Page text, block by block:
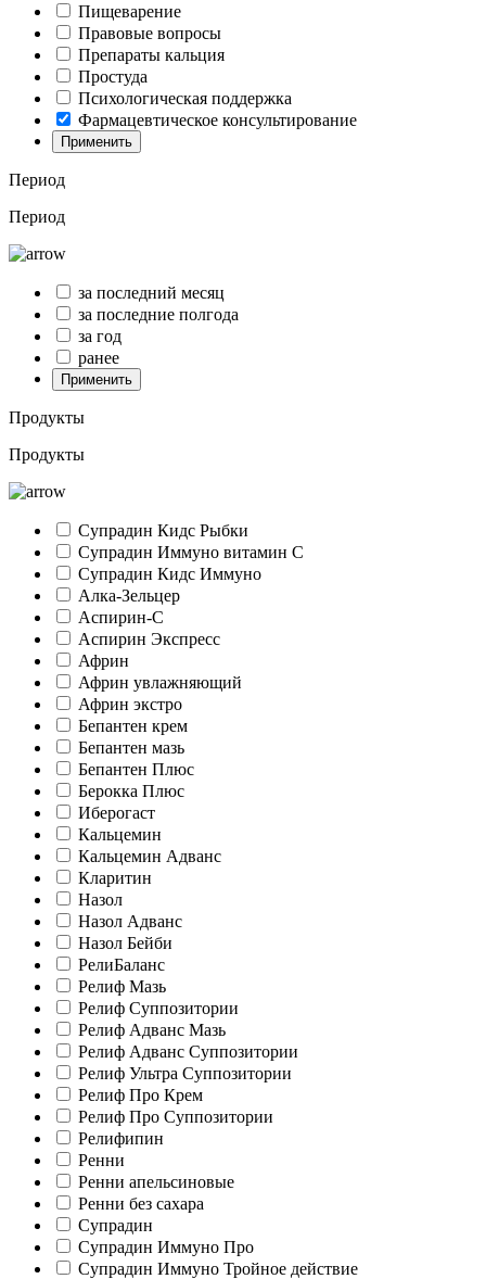
Пищеварение
Правовые вопросы
Препараты кальция
Простуда
Психологическая поддержка
Фармацевтическое консультирование
Применить
Период
Период
за последний месяц
за последние полгода
за год
ранее
Применить
Продукты
Продукты
Супрадин Кидс Рыбки
Супрадин Иммуно витамин С
Супрадин Кидс Иммуно
Алка-Зельцер
Аспирин-C
Аспирин Экспресс
Африн
Африн увлажняющий
Африн экстро
Бепантен крем
Бепантен мазь
Бепантен Плюс
Берокка Плюс
Иберогаст
Кальцемин
Кальцемин Адванс
Кларитин
Назол
Назол Адванс
Назол Бейби
РелиБаланс
Релиф Мазь
Релиф Суппозитории
Релиф Адванс Мазь
Релиф Адванс Суппозитории
Релиф Ультра Суппозитории
Релиф Про Крем
Релиф Про Суппозитории
Релифипин
Ренни
Ренни апельсиновые
Ренни без сахара
Супрадин
Супрадин Иммуно Про
Супрадин Иммуно Тройное действие